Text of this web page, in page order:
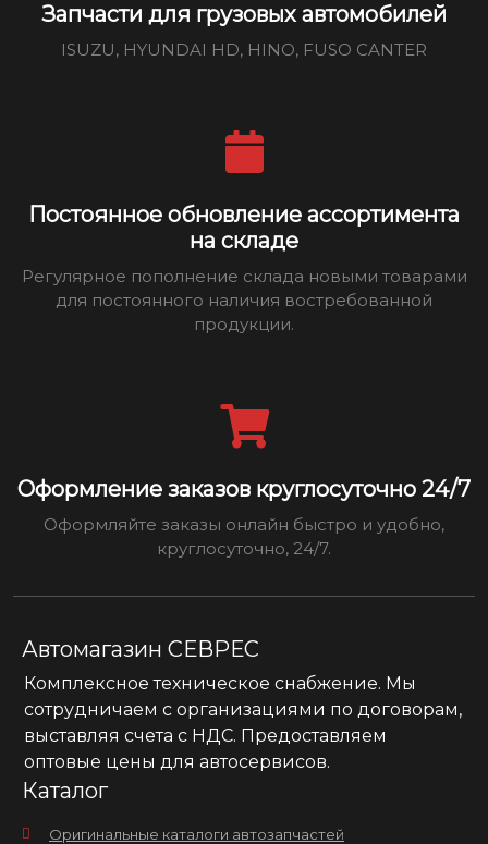
Запчасти для грузовых автомобилей
ISUZU, HYUNDAI HD, HINO, FUSO CANTER
Постоянное обновление ассортимента
на складе
Регулярное пополнение склада новыми товарами
для постоянного наличия востребованной
продукции.
Оформление заказов круглосуточно 24/7
Оформляйте заказы онлайн быстро и удобно,
круглосуточно, 24/7.
Автомагазин СЕВРЕС
Комплексное техническое снабжение. Мы
сотрудничаем с организациями по договорам,
выставляя счета с НДС. Предоставляем
оптовые цены для автосервисов.
Каталог
Оригинальные каталоги автозапчастей